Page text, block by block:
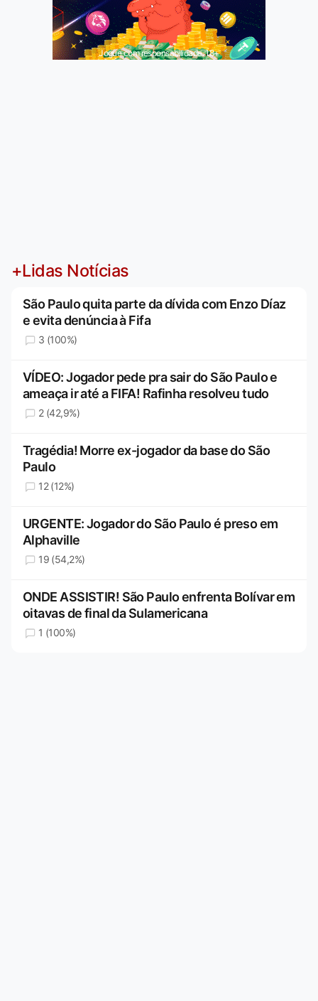
Jogue com responsabilidade. 18+
+Lidas Notícias
São Paulo quita parte da dívida com Enzo Díaz
e evita denúncia à Fifa
3 (100%)
VÍDEO: Jogador pede pra sair do São Paulo e
ameaça ir até a FIFA! Rafinha resolveu tudo
2 (42,9%)
Tragédia! Morre ex-jogador da base do São
Paulo
12 (12%)
URGENTE: Jogador do São Paulo é preso em
Alphaville
19 (54,2%)
ONDE ASSISTIR! São Paulo enfrenta Bolívar em
oitavas de final da Sulamericana
1 (100%)